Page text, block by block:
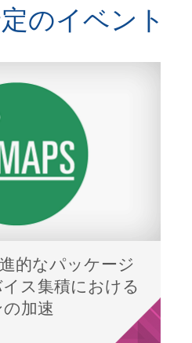
のイベント
的なパッケージ
ス集積における
加速